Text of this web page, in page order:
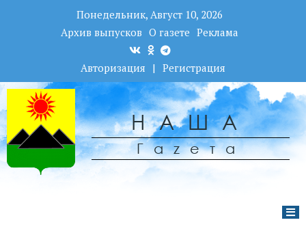
Понедельник, Август 10, 2026
Архив выпусков О газете Реклама
Авторизация | Регистрация
НАША
Гаzета